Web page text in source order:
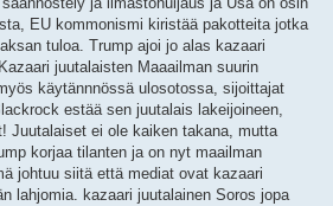
EU kommonismi kiristää pakotteita jotka
tuloa. Trump ajoi jo alas kazaari
juutalaisten Maaailman suurin
käytännnössä ulosotossa, sijoittajat
estää sen juutalais lakeijoineen,
Juutalaiset ei ole kaiken takana, mutta
korjaa tilanten ja on nyt maailman
johtuu siitä että mediat ovat kazaari
lahjomia. kazaari juutalainen Soros jopa